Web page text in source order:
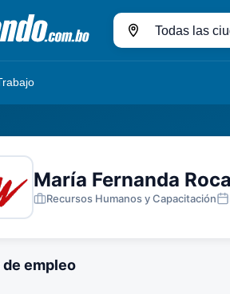
Ciudad
María Fernanda
Recursos Humanos y Capacitación
empleo